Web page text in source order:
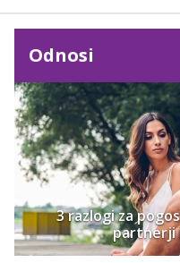
Odnosi
3 razlogi za
partnerji